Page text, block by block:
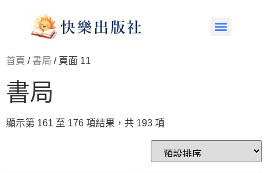
首頁 / 書局 / 頁面 11
書局
顯示第 161 至 176 項結果，共 193 項